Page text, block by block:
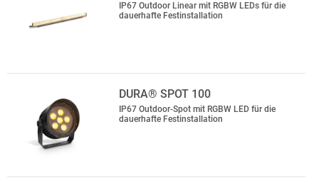
IP67 Outdoor Linear mit RGBW LEDs für die
dauerhafte Festinstallation
DURA® SPOT 100
IP67 Outdoor-Spot mit RGBW LED für die
dauerhafte Festinstallation